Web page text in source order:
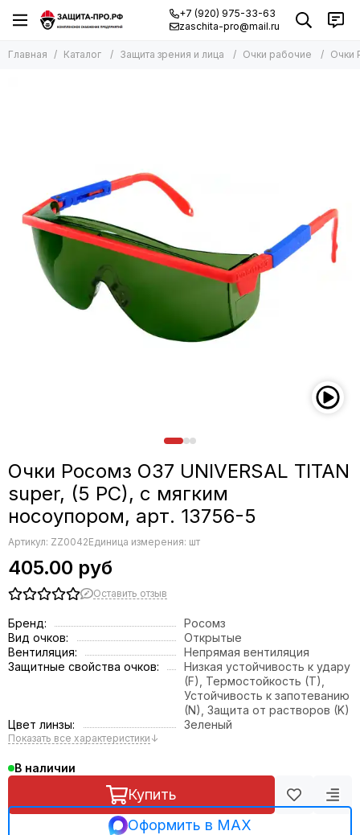
+7 (920) 975-33-63
zaschita-pro@mail.ru
Главная Каталог Защита зрения и лица Очки рабочие Очки
Очки Росомз О37 UNIVERSAL TITAN
super, (5 PC), с мягким
носоупором, арт. 13756-5
Артикул: ZZ0042Единица измерения: шт
405.00 руб
Оставить отзыв
Бренд:
Росомз
Вид очков:
Открытые
Вентиляция:
Непрямая вентиляция
Защитные свойства очков:
Низкая устойчивость к удару
(F), Термостойкость (T),
Устойчивость к запотеванию
(N), Защита от растворов (K)
Цвет линзы:
Зеленый
Показать все характеристики ↓
В наличии
Купить
Оформить в MAX